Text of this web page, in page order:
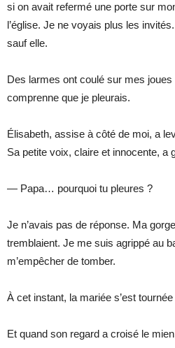
si on avait refermé une porte sur
l’église. Je ne voyais plus les
sauf elle.
Des larmes ont coulé sur mes
comprenne que je pleurais.
Élisabeth, assise à côté de moi, a
Sa petite voix, claire et innocente, a
— Papa… pourquoi tu pleures ?
Je n’avais pas de réponse. Ma
tremblaient. Je me suis agrippé au
m’empêcher de tomber.
À cet instant, la mariée s’est
Et quand son regard a croisé le